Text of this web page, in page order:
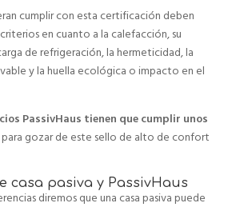
cumplir con esta certificación deben
en cuanto a la calefacción, su
de refrigeración, la hermeticidad, la
y la huella ecológica o impacto en el
PassivHaus tienen que cumplir unos
para gozar de este sello de alto de confort
casa pasiva y PassivHaus
diremos que una casa pasiva puede